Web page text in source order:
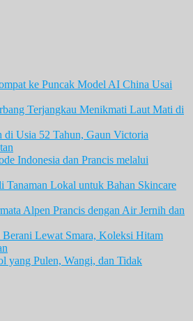
ke Puncak Model AI China Usai
Terjangkau Menikmati Laut Mati di
di Usia 52 Tahun, Gaun Victoria
Indonesia dan Prancis melalui
Tanaman Lokal untuk Bahan Skincare
Alpen Prancis dengan Air Jernih dan
Lewat Smara, Koleksi Hitam
yang Pulen, Wangi, dan Tidak